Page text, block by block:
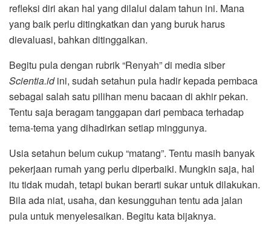
refleksi diri akan hal yang dilalui dalam tahun ini. Mana
yang baik perlu ditingkatkan dan yang buruk harus
dievaluasi, bahkan ditinggalkan.
Begitu pula dengan rubrik “Renyah” di media siber
Scientia.idini, sudah setahun pula hadir kepada pembaca
sebagai salah satu pilihan menu bacaan di akhir pekan.
Tentu saja beragam tanggapan dari pembaca terhadap
tema-tema yang dihadirkan setiap minggunya.
Usia setahun belum cukup “matang”. Tentu masih banyak
pekerjaan rumah yang perlu diperbaiki. Mungkin saja, hal
itu tidak mudah, tetapi bukan berarti sukar untuk dilakukan.
Bila ada niat, usaha, dan kesungguhan tentu ada jalan
pula untuk menyelesaikan. Begitu kata bijaknya.